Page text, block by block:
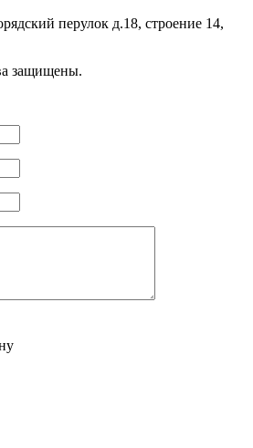
перулок д.18, строение 14,
защищены.